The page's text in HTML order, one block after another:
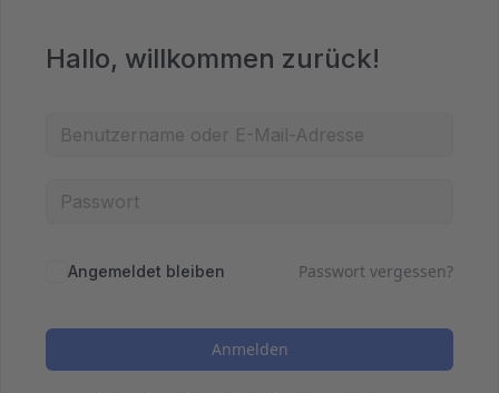
Hallo, willkommen zurück!
Angemeldet bleiben Passwort vergessen?
Anmelden